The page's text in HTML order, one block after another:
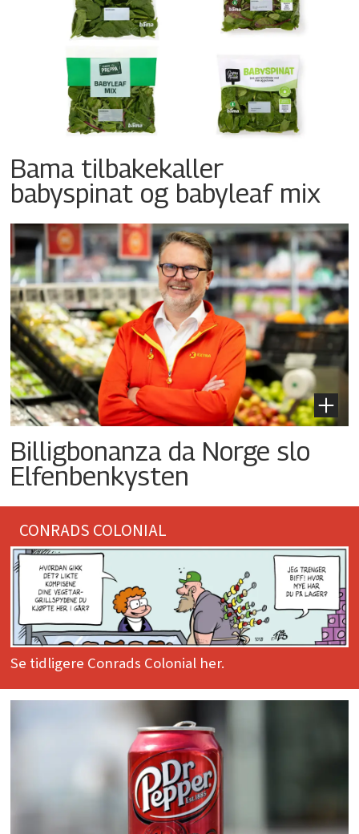
Bama tilbakekaller
babyspinat og babyleaf mix
Billigbonanza da Norge slo
Elfenbenkysten
CONRADS COLONIAL
Se tidligere Conrads Colonial her.